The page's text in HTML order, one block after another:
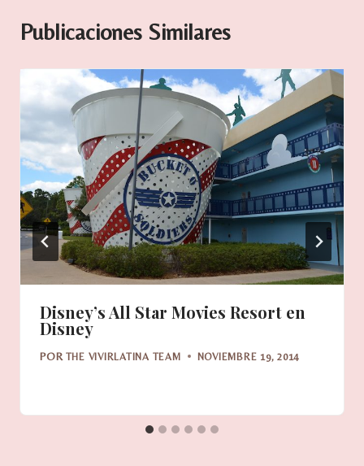
Publicaciones Similares
Disney’s All Star Movies Resort en
Disney
POR THE VIVIRLATINA TEAM NOVIEMBRE 19, 2014